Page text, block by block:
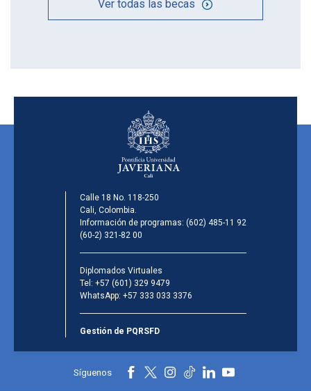
Ver todas las becas
Calle 18 No. 118-250
Cali, Colombia.
Información de programas: (602) 485-11 92
(60-2) 321-82 00
Diplomados Virtuales
Tel: +57 (601) 329 9479
WhatsApp: +57 333 033 3376
Gestión de PQRSFD
Síguenos